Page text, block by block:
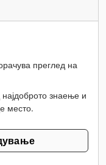
преглед на
знаење и
место.